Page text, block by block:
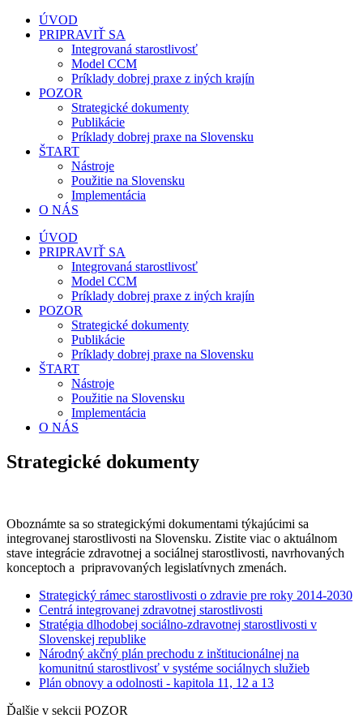
PreskočiťÚVOD
PRIPRAVIŤ SA
Integrovaná starostlivosť
Model CCM
Príklady dobrej praxe z iných krajín
POZOR
Strategické dokumenty
Publikácie
Príklady dobrej praxe na Slovensku
ŠTART
Nástroje
Použitie na Slovensku
Implementácia
O NÁS
ÚVOD
PRIPRAVIŤ SA
Integrovaná starostlivosť
Model CCM
Príklady dobrej praxe z iných krajín
POZOR
Strategické dokumenty
Publikácie
Príklady dobrej praxe na Slovensku
ŠTART
Nástroje
Použitie na Slovensku
Implementácia
O NÁS
Strategické dokumenty
Oboznámte sa so strategickými dokumentami týkajúcimi sa
integrovanej starostlivosti na Slovensku. Zistite viac o aktuálnom
stave integrácie zdravotnej a sociálnej starostlivosti, navrhovaných
konceptoch a pripravovaných legislatívnych zmenách.
Strategický rámec starostlivosti o zdravie pre roky 2014-2030
Centrá integrovanej zdravotnej starostlivosti
Stratégia dlhodobej sociálno-zdravotnej starostlivosti v
Slovenskej republike
Národný akčný plán prechodu z inštitucionálnej na
komunitnú starostlivosť v systéme sociálnych služieb
Plán obnovy a odolnosti - kapitola 11, 12 a 13
Ďalšie v sekcii POZOR